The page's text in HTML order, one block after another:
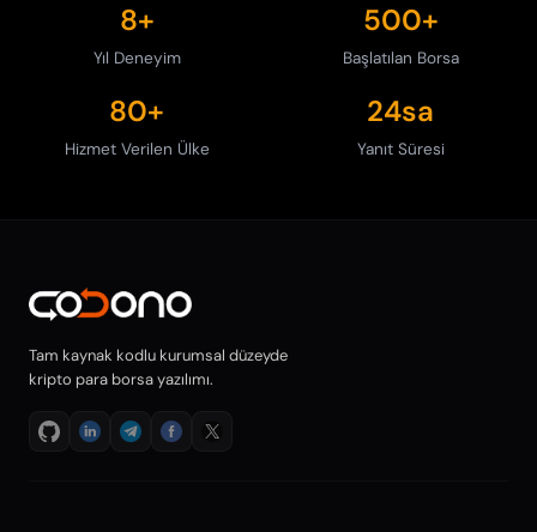
8+
Yıl Deneyim
500+
Başlatılan Borsa
80+
Hizmet Verilen Ülke
24sa
Yanıt Süresi
Tam kaynak kodlu kurumsal düzeyde
kripto para borsa yazılımı.